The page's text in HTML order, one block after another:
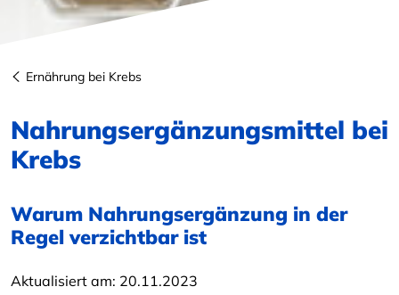
Ernährung bei Krebs
Nahrungsergänzungsmittel bei
Krebs
Warum Nahrungsergänzung in der
Regel verzichtbar ist
Aktualisiert am: 20.11.2023